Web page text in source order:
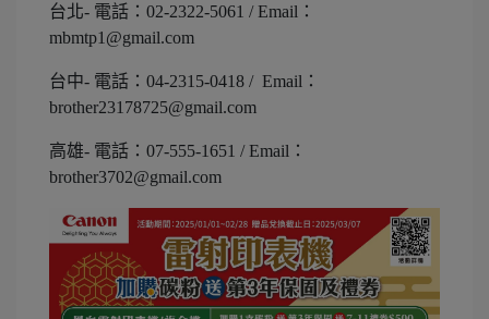
台北- 電話：02-2322-5061 / Email：
mbmtp1@gmail.com
台中- 電話：04-2315-0418 / Email：
brother23178725@gmail.com
高雄- 電話：07-555-1651 / Email：
brother3702@gmail.com